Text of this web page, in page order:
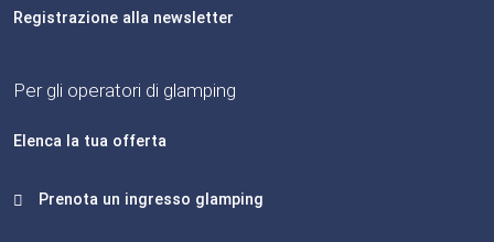
Registrazione alla newsletter
Per gli operatori di glamping
Elenca la tua offerta
Prenota un ingresso glamping